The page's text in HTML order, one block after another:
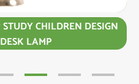
CHILDREN DESIGN
LAMP